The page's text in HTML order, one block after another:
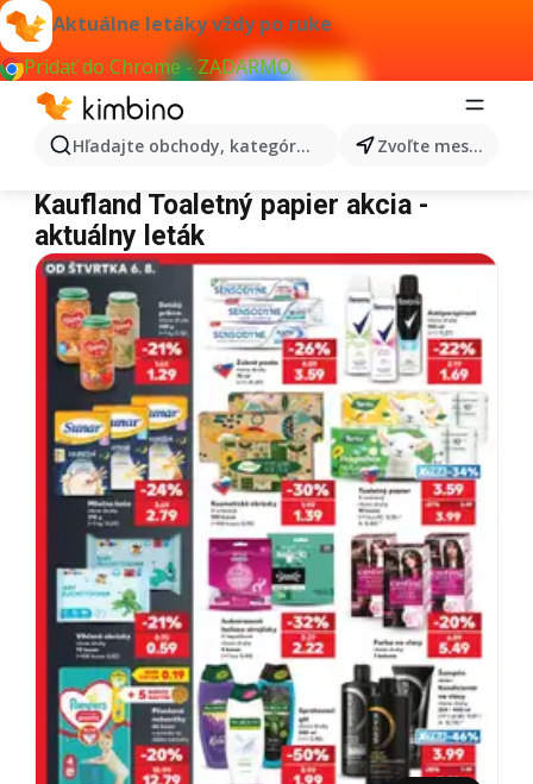
Aktuálne letáky vždy po ruke
Pridať do Chrome - ZADARMO
Hľadajte obchody, kategórie, produkty... Zvoľte mesto
Kaufland Toaletný papier
Kaufland Toaletný papier akcia -
aktuálny leták